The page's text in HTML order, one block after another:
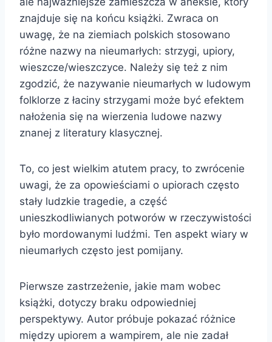
znajduje się na końcu książki. Zwraca on
uwagę, że na ziemiach polskich stosowano
różne nazwy na nieumarłych: strzygi, upiory,
wieszcze/wieszczyce. Należy się też z nim
zgodzić, że nazywanie nieumarłych w ludowym
folklorze z łaciny strzygami może być efektem
nałożenia się na wierzenia ludowe nazwy
znanej z literatury klasycznej.
To, co jest wielkim atutem pracy, to zwrócenie
uwagi, że za opowieściami o upiorach często
stały ludzkie tragedie, a część
unieszkodliwianych potworów w rzeczywistości
było mordowanymi ludźmi. Ten aspekt wiary w
nieumarłych często jest pomijany.
Pierwsze zastrzeżenie, jakie mam wobec
książki, dotyczy braku odpowiedniej
perspektywy. Autor próbuje pokazać różnice
między upiorem a wampirem, ale nie zadał